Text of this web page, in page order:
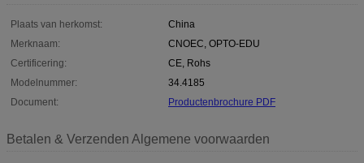
Plaats van herkomst:
China
Merknaam:
CNOEC, OPTO-EDU
Certificering:
CE, Rohs
Modelnummer:
34.4185
Document:
Productenbrochure PDF
Betalen & Verzenden Algemene voorwaarden